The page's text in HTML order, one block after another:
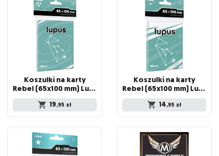
Koszulki na karty
Rebel (65x100 mm) Lupus Premium, 100 sztuk
19,95 zł
Koszulki na karty
Rebel (65x100 mm) Lupus Light, 100 sztuk
14,95 zł